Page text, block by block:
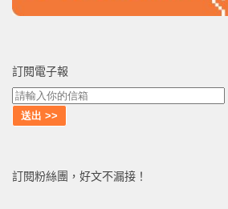
訂閱電子報
訂閱粉絲團，好文不漏接！